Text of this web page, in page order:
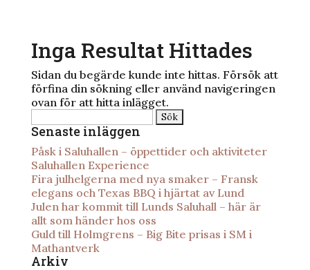
Inga Resultat Hittades
Sidan du begärde kunde inte hittas. Försök att
förfina din sökning eller använd navigeringen
ovan för att hitta inlägget.
efter:
Senaste inläggen
Påsk i Saluhallen – öppettider och aktiviteter
Saluhallen Experience
Fira julhelgerna med nya smaker – Fransk
elegans och Texas BBQ i hjärtat av Lund
Julen har kommit till Lunds Saluhall – här är
allt som händer hos oss
Guld till Holmgrens – Big Bite prisas i SM i
Mathantverk
Arkiv